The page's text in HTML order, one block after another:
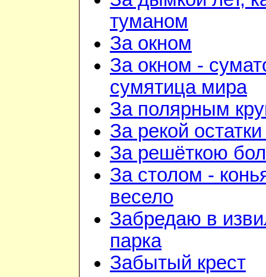
туманом
За окном
За окном -
сумятица мира
За полярным
За рекой
За решёткою
За столом -
весело
Забредаю в
парка
Забытый крест